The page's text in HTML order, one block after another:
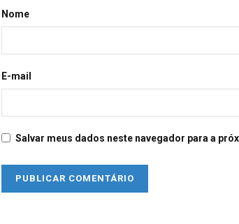
Nome
E-mail
Salvar meus dados neste navegador para a